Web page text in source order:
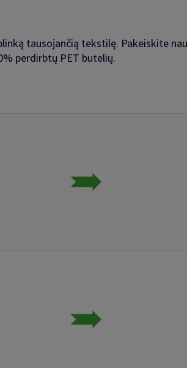
tausojančią tekstilę. Pakeiskite
perdirbtų PET butelių.